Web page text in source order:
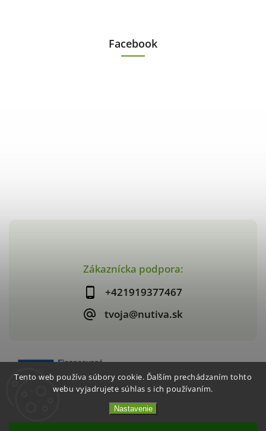
Tento web používa súbory cookie. Ďalším prechádzaním tohto
webu vyjadrujete súhlas s ich používaním.
Nastavenie
Zákaznícka podpora:
+421919377467
tvoja@nutiva.sk
Facebook
nutiva.sk